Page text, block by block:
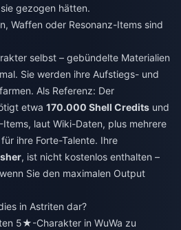
gezogen hätten.
Waffen oder Resonanz-Items sind
selbst – gebündelte Materialien
Sie werden ihre Aufstiegs- und
Als Referenz: Der
etwa 170.000 Shell Credits und
-Items, laut Wiki-Daten, plus mehrere
ihre Forte-Talente. Ihre
, ist nicht kostenlos enthalten –
Sie den maximalen Output
in Astriten dar?
5★-Charakter in WuWa zu